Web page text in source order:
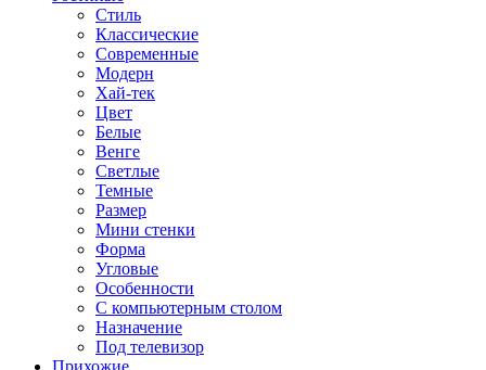
Стиль
Классические
Современные
Модерн
Хай-тек
Цвет
Белые
Венге
Светлые
Темные
Размер
Мини стенки
Форма
Угловые
Особенности
С компьютерным столом
Назначение
Под телевизор
Прихожие